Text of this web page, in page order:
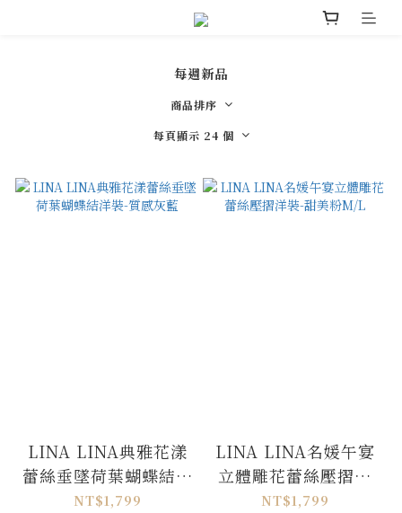
每週新品
商品排序
每頁顯示 24 個
LINA LINA典雅花漾
蕾絲垂墜荷葉蝴蝶結洋
裝-質感灰藍
NT$1,799
LINA LINA名媛午宴
立體雕花蕾絲壓摺洋
裝-甜美粉M/L
NT$1,799